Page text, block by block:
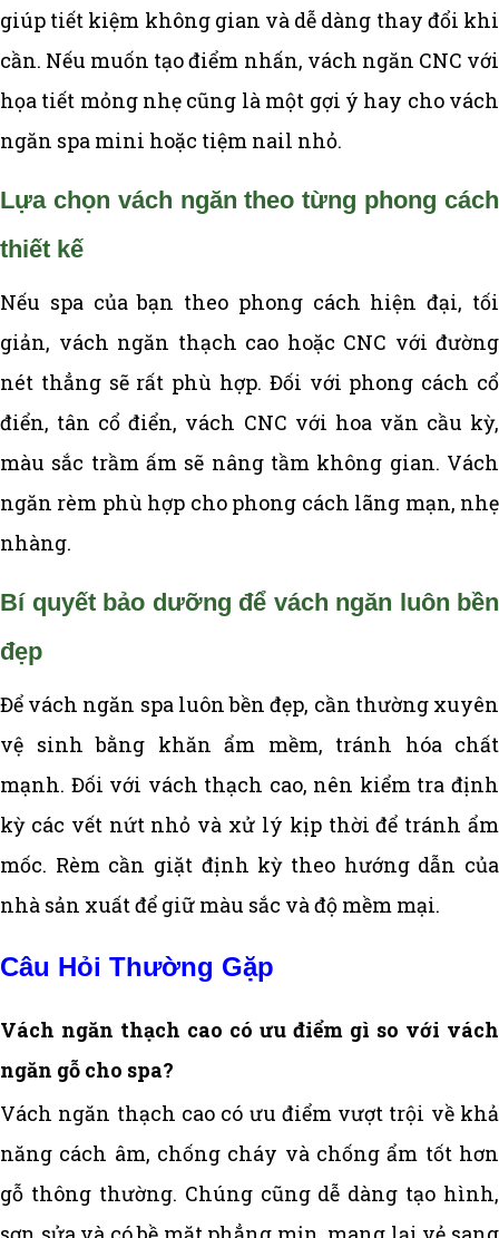
giúp tiết kiệm không gian và dễ dàng thay đổi khi
cần. Nếu muốn tạo điểm nhấn, vách ngăn CNC với
họa tiết mỏng nhẹ cũng là một gợi ý hay cho vách
ngăn spa mini hoặc tiệm nail nhỏ.
Lựa chọn vách ngăn theo từng phong cách
thiết kế
Nếu spa của bạn theo phong cách hiện đại, tối
giản, vách ngăn thạch cao hoặc CNC với đường
nét thẳng sẽ rất phù hợp. Đối với phong cách cổ
điển, tân cổ điển, vách CNC với hoa văn cầu kỳ,
màu sắc trầm ấm sẽ nâng tầm không gian. Vách
ngăn rèm phù hợp cho phong cách lãng mạn, nhẹ
nhàng.
Bí quyết bảo dưỡng để vách ngăn luôn bền
đẹp
Để vách ngăn spa luôn bền đẹp, cần thường xuyên
vệ sinh bằng khăn ẩm mềm, tránh hóa chất
mạnh. Đối với vách thạch cao, nên kiểm tra định
kỳ các vết nứt nhỏ và xử lý kịp thời để tránh ẩm
mốc. Rèm cần giặt định kỳ theo hướng dẫn của
nhà sản xuất để giữ màu sắc và độ mềm mại.
Câu Hỏi Thường Gặp
Vách ngăn thạch cao có ưu điểm gì so với vách
ngăn gỗ cho spa?
Vách ngăn thạch cao có ưu điểm vượt trội về khả
năng cách âm, chống cháy và chống ẩm tốt hơn
gỗ thông thường. Chúng cũng dễ dàng tạo hình,